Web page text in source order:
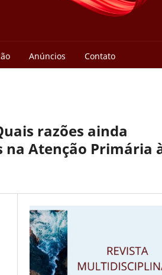
Anúncios Contato
razões ainda
Atenção Primária